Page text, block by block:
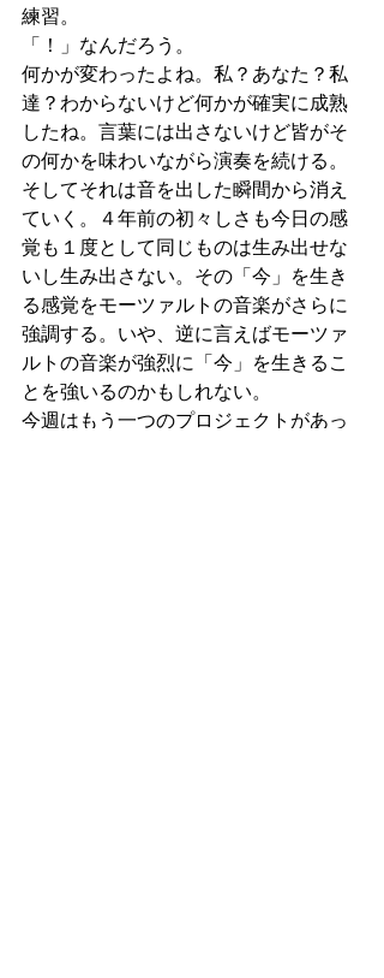
練習。
「！」なんだろう。
何かが変わったよね。私？あなた？私
達？わからないけど何かが確実に成熟
したね。言葉には出さないけど皆がそ
の何かを味わいながら演奏を続ける。
そしてそれは音を出した瞬間から消え
ていく。４年前の初々しさも今日の感
覚も１度として同じものは生み出せな
いし生み出さない。その「今」を生き
る感覚をモーツァルトの音楽がさらに
強調する。いや、逆に言えばモーツァ
ルトの音楽が強烈に「今」を生きるこ
とを強いるのかもしれない。
今週はもう一つのプロジェクトがあっ